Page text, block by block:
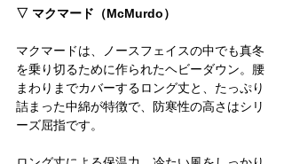
▽ マクマード（McMurdo）
マクマードは、ノースフェイスの中でも真冬
を乗り切るために作られたヘビーダウン。腰
まわりまでカバーするロング丈と、たっぷり
詰まった中綿が特徴で、防寒性の高さはシリ
ーズ屈指です。